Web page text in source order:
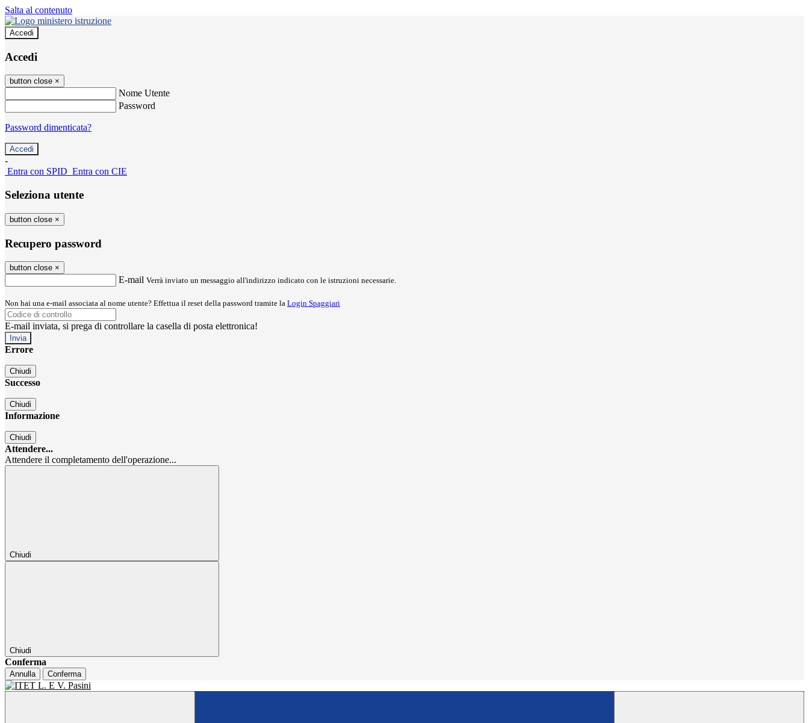
Salta al contenuto
Accedi
Accedi
button close ×
Nome Utente
Password
Password dimenticata?
-
Entra con SPID Entra con CIE
Seleziona utente
button close ×
Recupero password
button close ×
E-mail Verrà inviato un messaggio all'indirizzo indicato con le istruzioni necessarie.
Non hai una e-mail associata al nome utente? Effettua il reset della password tramite la Login Spaggiari
E-mail inviata, si prega di controllare la casella di posta elettronica!
Errore
Chiudi
Successo
Chiudi
Informazione
Chiudi
Attendere...
Attendere il completamento dell'operazione...
Chiudi
Chiudi
Conferma
Annulla Conferma